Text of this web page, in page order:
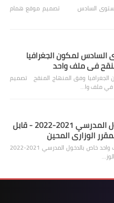
المستوى السادس تصميم موقع همام
لمكون الجغرافيا
في ملف واحد
وفق المنهاج المنقح تصميم
في ملف وا…
ملف وثائق الدخول المدرسي 2021-2022 - قابل
الوزاري المحين
جديد : 26 وثيقة قابلة للتعديل في ملف واحد خاص بالدخول المدرسي 2021-2022